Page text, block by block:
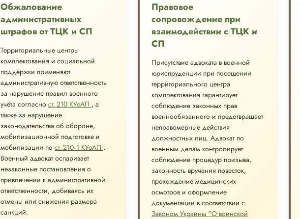
Обжалование
административных
штрафов от ТЦК и СП
Территориальные центры
комплектования и социальной
поддержки применяют
административную ответственность
за нарушение правил военного
учёта согласно ст. 210 КУоАП , а
также за нарушение
законодательства об обороне,
мобилизационной подготовке и
мобилизации по ст. 210‑1 КУоАП .
Военный адвокат оспаривает
незаконные постановления о
привлечении к административной
ответственности, добиваясь их
отмены или снижения размера
санкций.
Правовое
сопровождение при
взаимодействии с ТЦК и
СП
Присутствие адвоката в военной
юриспруденции при посещении
территориального центра
комплектования гарантирует
соблюдение законных прав
военнообязанного и предотвращает
неправомерные действия
должностных лиц. Адвокат по
военным делам контролирует
соблюдение процедур призыва,
законность вручения повесток,
прохождение медицинских
осмотров и оформление
документации в соответствии с
Законом Украины "О воинской